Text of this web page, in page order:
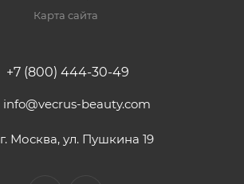
Карта сайта
+7 (800) 444-30-49
info@vecrus-beauty.com
г. Москва, ул. Пушкина 19